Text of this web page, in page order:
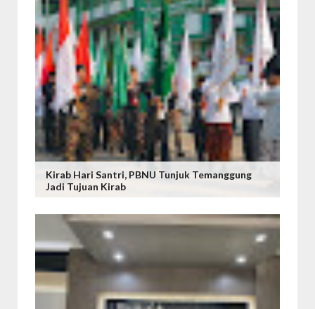
Kirab Hari Santri, PBNU Tunjuk Temanggung
Jadi Tujuan Kirab